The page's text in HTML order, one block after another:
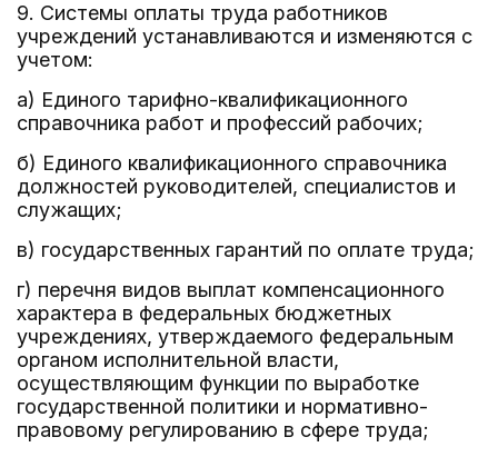
9. Системы оплаты труда работников
учреждений устанавливаются и изменяются с
учетом:
а) Единого тарифно-квалификационного
справочника работ и профессий рабочих;
б) Единого квалификационного справочника
должностей руководителей, специалистов и
служащих;
в) государственных гарантий по оплате труда;
г) перечня видов выплат компенсационного
характера в федеральных бюджетных
учреждениях, утверждаемого федеральным
органом исполнительной власти,
осуществляющим функции по выработке
государственной политики и нормативно-
правовому регулированию в сфере труда;